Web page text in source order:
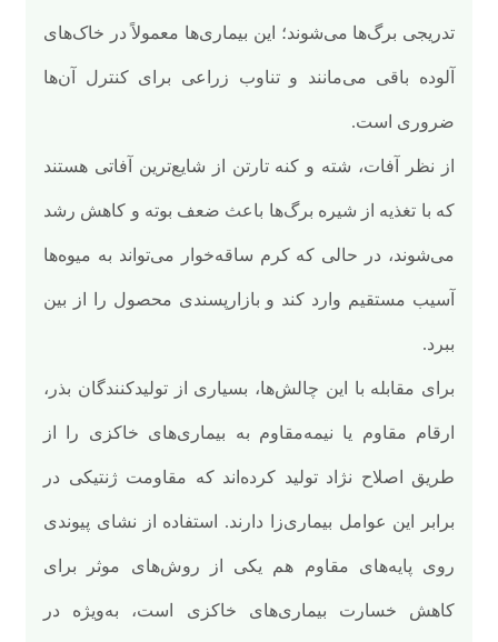
تدریجی برگ‌ها می‌شوند؛ این بیماری‌ها معمولاً در خاک‌های
آلوده باقی می‌مانند و تناوب زراعی برای کنترل آن‌ها
ضروری است.
از نظر آفات، شته و کنه تارتن از شایع‌ترین آفاتی هستند
که با تغذیه از شیره برگ‌ها باعث ضعف بوته و کاهش رشد
می‌شوند، در حالی که کرم ساقه‌خوار می‌تواند به میوه‌ها
آسیب مستقیم وارد کند و بازارپسندی محصول را از بین
ببرد.
برای مقابله با این چالش‌ها، بسیاری از تولیدکنندگان بذر،
ارقام مقاوم یا نیمه‌مقاوم به بیماری‌های خاکزی را از
طریق اصلاح نژاد تولید کرده‌اند که مقاومت ژنتیکی در
برابر این عوامل بیماری‌زا دارند. استفاده از نشای پیوندی
روی پایه‌های مقاوم هم یکی از روش‌های موثر برای
کاهش خسارت بیماری‌های خاکزی است، به‌ویژه در